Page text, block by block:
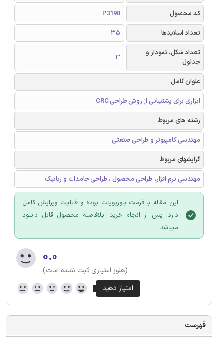
کد محصول
P3198
تعداد اسلایدها
35
تعداد شکل، نمودار و
جداول
3
عنوان کامل
ابزاری برای پشتیبانی از روش طراحی CRC
رشته های مربوط
مهندسی کامپیوتر و طراحی صنعتی
گرایشهای مربوط
مهندسی نرم افزار، طراحی محصول ، طراحی جامدات و رباتیک
این مقاله با فرمت پاورپوینت بوده و قابلیت ویرایش کامل
دارد. پس از انجام خرید، بلافاصله محصول قابل دانلود
میباشد.
۰.۰
(هنوز امتیازی ثبت نشده است)
فهرست